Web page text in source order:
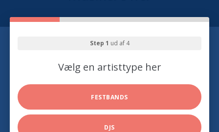
Step 1 ud af 4
Vælg en artisttype her
FESTBANDS
DJS